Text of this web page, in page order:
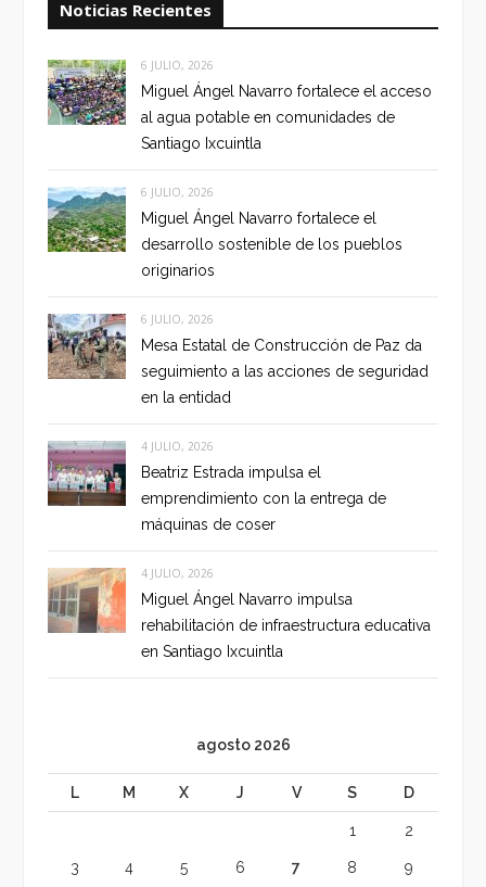
Noticias Recientes
6 JULIO, 2026
Miguel Ángel Navarro fortalece el acceso
al agua potable en comunidades de
Santiago Ixcuintla
6 JULIO, 2026
Miguel Ángel Navarro fortalece el
desarrollo sostenible de los pueblos
originarios
6 JULIO, 2026
Mesa Estatal de Construcción de Paz da
seguimiento a las acciones de seguridad
en la entidad
4 JULIO, 2026
Beatriz Estrada impulsa el
emprendimiento con la entrega de
máquinas de coser
4 JULIO, 2026
Miguel Ángel Navarro impulsa
rehabilitación de infraestructura educativa
en Santiago Ixcuintla
agosto 2026
L M X J V S D
1 2
3 4 5 6 7 8 9